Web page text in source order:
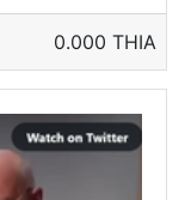
0.000 THIA